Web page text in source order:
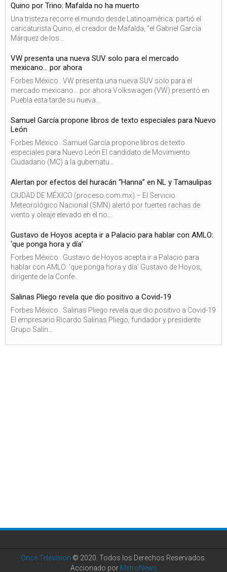
Quino por Trino: Mafalda no ha muerto
Una tristeza recorre el mundo desde Latinoamérica: partió el
caricaturista Quino, el creador de Mafalda, “el Gabriel García
Márquez de los...
VW presenta una nueva SUV solo para el mercado
mexicano… por ahora
Forbes México . VW presenta una nueva SUV solo para el
mercado mexicano… por ahora Volkswagen (VW) presentó en
Puebla esta tarde su nueva...
Samuel García propone libros de texto especiales para Nuevo
León
Forbes México . Samuel García propone libros de texto
especiales para Nuevo León El candidato de Movimiento
Ciudadano (MC) a la gubernatu...
Alertan por efectos del huracán “Hanna” en NL y Tamaulipas
CIUDAD DE MÉXICO (proceso.com.mx).– El Servicio
Meteorológico Nacional (SMN) alertó por fuertes rachas de
viento y oleaje elevado en el no...
Gustavo de Hoyos acepta ir a Palacio para hablar con AMLO:
‘que ponga hora y día’
Forbes México . Gustavo de Hoyos acepta ir a Palacio para
hablar con AMLO: ‘que ponga hora y día’ Gustavo de Hoyos,
dirigente de la Confe...
Salinas Pliego revela que dio positivo a Covid-19
Forbes México . Salinas Pliego revela que dio positivo a Covid-19
El empresario Ricardo Salinas Pliego, fundador y presidente
Grupo Salin...
Once Television © 2020. Todos los Derechos Reservados.
Accionado por MetroNews